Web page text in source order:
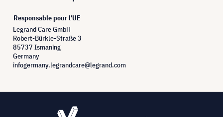
Responsable pour l'UE
Legrand Care GmbH
Robert-Bürkle-Straße 3
85737 Ismaning
Germany
infogermany.legrandcare@legrand.com